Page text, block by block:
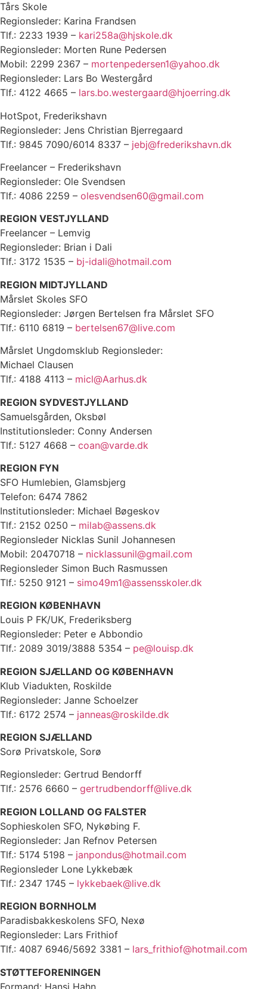
Tårs Skole
Regionsleder: Karina Frandsen
Tlf.: 2233 1939 – kari258a@hjskole.dk
Regionsleder: Morten Rune Pedersen
Mobil: 2299 2367 – mortenpedersen1@yahoo.dk
Regionsleder: Lars Bo Westergård
Tlf.: 4122 4665 – lars.bo.westergaard@hjoerring.dk
HotSpot, Frederikshavn
Regionsleder: Jens Christian Bjerregaard
Tlf.: 9845 7090/6014 8337 – jebj@frederikshavn.dk
Freelancer – Frederikshavn
Regionsleder: Ole Svendsen
Tlf.: 4086 2259 – olesvendsen60@gmail.com
REGION VESTJYLLAND
Freelancer – Lemvig
Regionsleder: Brian i Dali
Tlf.: 3172 1535 – bj-idali@hotmail.com
REGION MIDTJYLLAND
Mårslet Skoles SFO
Regionsleder: Jørgen Bertelsen fra Mårslet SFO
Tlf.: 6110 6819 – bertelsen67@live.com
Mårslet Ungdomsklub Regionsleder:
Michael Clausen
Tlf.: 4188 4113 – micl@Aarhus.dk
REGION SYDVESTJYLLAND
Samuelsgården, Oksbøl
Institutionsleder: Conny Andersen
Tlf.: 5127 4668 – coan@varde.dk
REGION FYN
SFO Humlebien, Glamsbjerg
Telefon: 6474 7862
Institutionsleder: Michael Bøgeskov
Tlf.: 2152 0250 – milab@assens.dk
Regionsleder Nicklas Sunil Johannesen
Mobil: 20470718 – nicklassunil@gmail.com
Regionsleder Simon Buch Rasmussen
Tlf.: 5250 9121 – simo49m1@assensskoler.dk
REGION KØBENHAVN
Louis P FK/UK, Frederiksberg
Regionsleder: Peter e Abbondio
Tlf.: 2089 3019/3888 5354 – pe@louisp.dk
REGION SJÆLLAND OG KØBENHAVN
Klub Viadukten, Roskilde
Regionsleder: Janne Schoelzer
Tlf.: 6172 2574 – janneas@roskilde.dk
REGION SJÆLLAND
Sorø Privatskole, Sorø
Regionsleder: Gertrud Bendorff
Tlf.: 2576 6660 – gertrudbendorff@live.dk
REGION LOLLAND OG FALSTER
Sophieskolen SFO, Nykøbing F.
Regionsleder: Jan Refnov Petersen
Tlf.: 5174 5198 – janpondus@hotmail.com
Regionsleder Lone Lykkebæk
Tlf.: 2347 1745 – lykkebaek@live.dk
REGION BORNHOLM
Paradisbakkeskolens SFO, Nexø
Regionsleder: Lars Frithiof
Tlf.: 4087 6946/5692 3381 – lars_frithiof@hotmail.com
STØTTEFORENINGEN
Formand: Hansi Hahn